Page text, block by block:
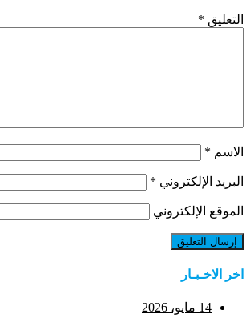
التعليق *
الاسم *
البريد الإلكتروني *
الموقع الإلكتروني
اخر الاخـبـار
14 مايو، 2026